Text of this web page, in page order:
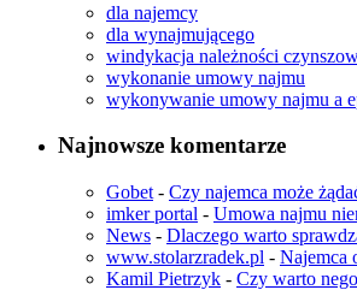
dla najemcy
dla wynajmującego
windykacja należności
wykonanie umowy najmu
wykonywanie umowy najmu a
Najnowsze komentarze
Gobet - Czy najemca może
imker portal - Umowa najmu
News - Dlaczego warto
www.stolarzradek.pl - Najemca
Kamil Pietrzyk - Czy warto